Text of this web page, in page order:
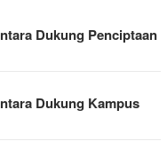
Dukung Penciptaan
Dukung Kampus